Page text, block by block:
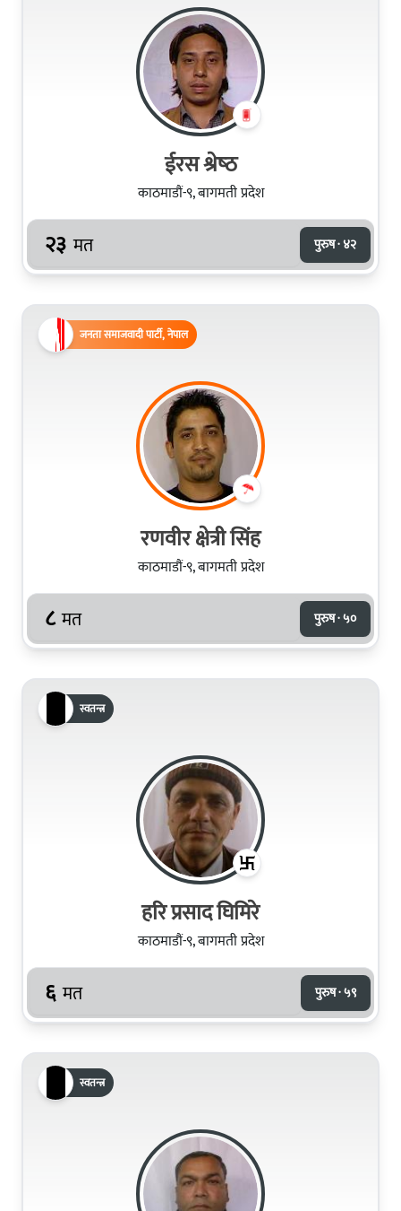
ईरस श्रेष्‍ठ
काठमाडौं-९, बागमती प्रदेश
२३ मत पुरुष · ४२
जनता समाजवादी पार्टी, नेपाल
रणवीर क्षेत्री सिंह
काठमाडौं-९, बागमती प्रदेश
८ मत पुरुष · ५०
स्वतन्त्र
हरि प्रसाद घिमिरे
काठमाडौं-९, बागमती प्रदेश
६ मत पुरुष · ५९
स्वतन्त्र